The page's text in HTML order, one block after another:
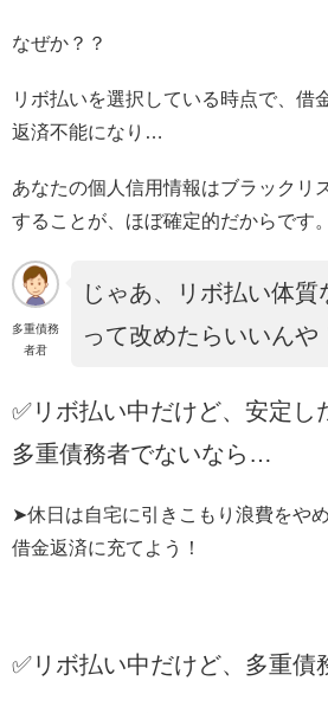
なぜか？？
リボ払いを選択している時点で、借
返済不能になり…
あなたの個人信用情報はブラックリ
することが、ほぼ確定的だからです。
多重債務
者君
じゃあ、リボ払い体
って改めたらいいんや
✅リボ払い中だけど、安定し
多重債務者でないなら…
➤休日は自宅に引きこもり浪費をや
借金返済に充てよう！
✅リボ払い中だけど、多重